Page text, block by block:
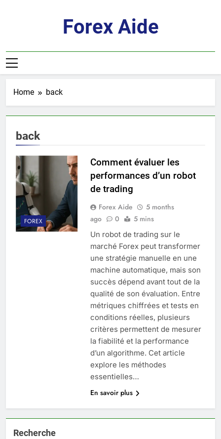
Forex Aide
Home back
back
FOREX
Comment évaluer les
performances d’un robot
de trading
Forex Aide
5 months
ago
0 5 mins
Un robot de trading sur le
marché Forex peut transformer
une stratégie manuelle en une
machine automatique, mais son
succès dépend avant tout de la
qualité de son évaluation. Entre
métriques chiffrées et tests en
conditions réelles, plusieurs
critères permettent de mesurer
la fiabilité et la performance
d’un algorithme. Cet article
explore les méthodes
essentielles…
En savoir plus
Recherche